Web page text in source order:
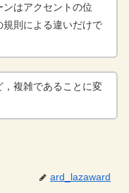
はアクセントの位
則による違いだけで
複雑であることに変
ard_lazaward